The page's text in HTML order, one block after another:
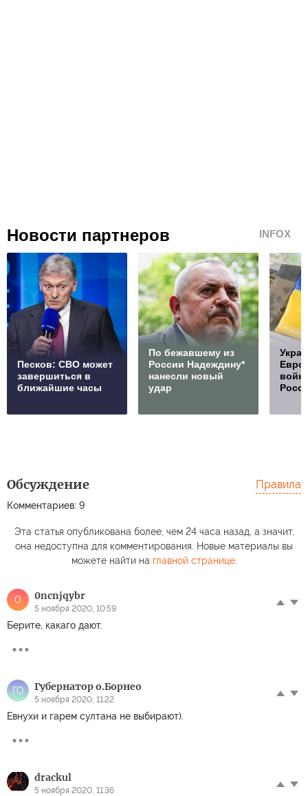
Новости партнеров INFOX
Песков: СВО может
завершиться в
ближайшие часы
По бежавшему из
России Надеждину*
нанесли новый
удар
Обсуждение
Комментариев: 9
Правила
Эта статья опубликована более, чем 24 часа назад, а значит,
она недоступна для комментирования. Новые материалы вы
можете найти на главной странице.
0 0ncnjqybr
5 ноября 2020, 10:59
Берите, какаго дают.
ГО Губернатор о.Борнео
5 ноября 2020, 11:22
Евнухи и гарем султана не выбирают).
drackul
5 ноября 2020, 11:36